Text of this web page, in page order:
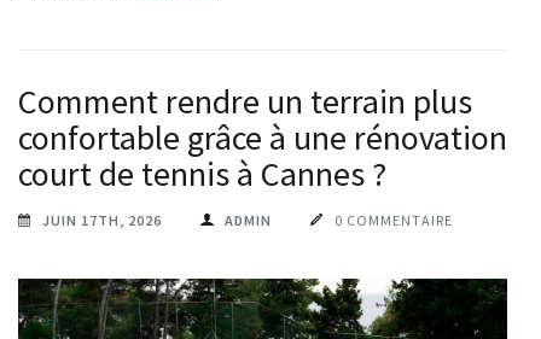
Comment rendre un terrain plus
confortable grâce à une rénovation
court de tennis à Cannes ?
JUIN 17TH, 2026 ADMIN 0 COMMENTAIRE